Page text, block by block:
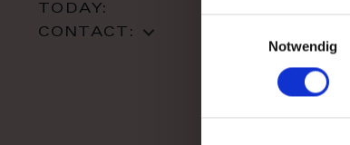
Notwendig
TODAY:
CONTACT: